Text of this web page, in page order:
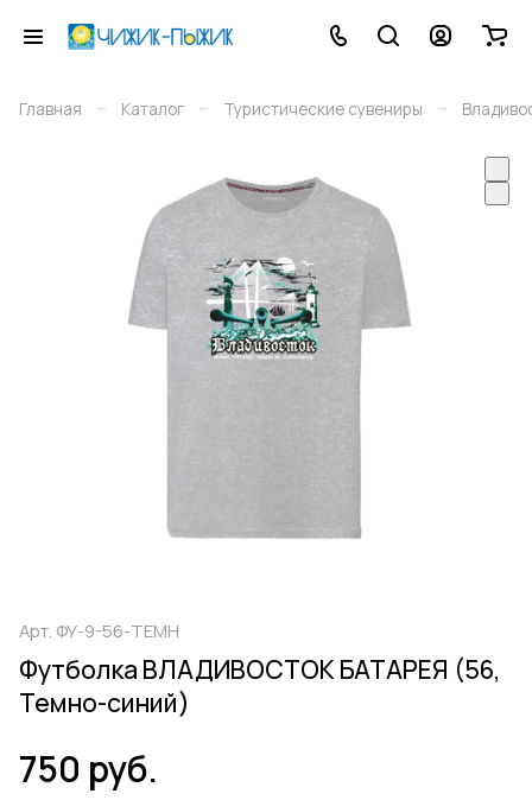
Главная – Каталог – Туристические сувениры –
Арт. ФУ-9-56-ТЕМН
Футболка ВЛАДИВОСТОК БАТАРЕЯ (56,
Темно-синий)
750 руб.